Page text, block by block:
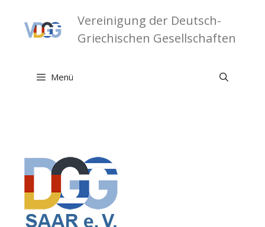
Inhalt
springen
Vereinigung der Deutsch-
Griechischen Gesellschaften
Menü